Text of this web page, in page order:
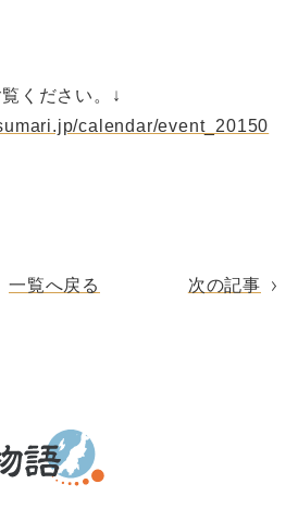
ください。↓
calendar/event_20150
一覧へ戻る 次の記事